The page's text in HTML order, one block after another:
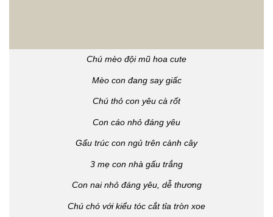
Chú mèo đội mũ hoa cute
Mèo con đang say giấc
Chú thỏ con yêu cà rốt
Con cáo nhỏ đáng yêu
Gấu trúc con ngủ trên cành cây
3 mẹ con nhà gấu trắng
Con nai nhỏ đáng yêu, dễ thương
Chú chó với kiểu tóc cắt tỉa tròn xoe